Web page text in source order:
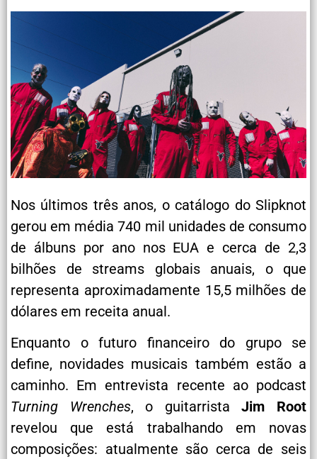
Nos últimos três anos, o catálogo do Slipknot
gerou em média 740 mil unidades de consumo
de álbuns por ano nos EUA e cerca de 2,3
bilhões de streams globais anuais, o que
representa aproximadamente 15,5 milhões de
dólares em receita anual.
Enquanto o futuro financeiro do grupo se
define, novidades musicais também estão a
caminho. Em entrevista recente ao podcast
Turning Wrenches, o guitarristaJim Root
revelou que está trabalhando em novas
composições: atualmente são cerca de seis